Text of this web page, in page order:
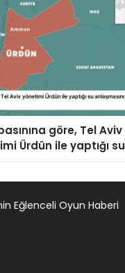
göre, Tel Aviv
Ürdün ile yaptığı su
yenilemeyecek
Eğlenceli Oyun Haberi